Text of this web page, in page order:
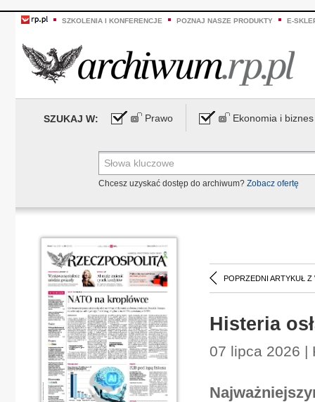
SZKOLENIA I KONFERENCJE POZNAJ NASZE PRODUKTY E-
SZUKAJ W: Prawo Ekonomia i biznes
Chcesz uzyskać dostęp do archiwum? Zobacz ofertę
POPRZEDNI ARTYKUŁ Z
Histeria
07 lipca 2026 |